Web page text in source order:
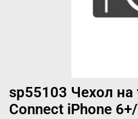
sp55103 Чехол на
Connect iPhone